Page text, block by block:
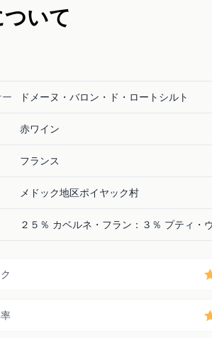
いて
ドメーヌ・バロン・ド・ロートシルト
赤ワイン
フランス
メドック地区ポイヤック村
２５％ カベルネ・フラン：３％ プティ・